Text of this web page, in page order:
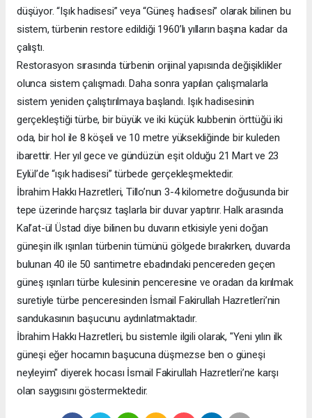
düşüyor. “Işık hadisesi” veya “Güneş hadisesi” olarak bilinen bu
sistem, türbenin restore edildiği 1960’lı yılların başına kadar da
çalıştı.
Restorasyon sırasında türbenin orijinal yapısında değişiklikler
olunca sistem çalışmadı. Daha sonra yapılan çalışmalarla
sistem yeniden çalıştırılmaya başlandı. Işık hadisesinin
gerçekleştiği türbe, bir büyük ve iki küçük kubbenin örttüğü iki
oda, bir hol ile 8 köşeli ve 10 metre yüksekliğinde bir kuleden
ibarettir. Her yıl gece ve gündüzün eşit olduğu 21 Mart ve 23
Eylül’de “ışık hadisesi” türbede gerçekleşmektedir.
İbrahim Hakkı Hazretleri, Tillo’nun 3-4 kilometre doğusunda bir
tepe üzerinde harçsız taşlarla bir duvar yaptırır. Halk arasında
Kal’at-ül Üstad diye bilinen bu duvarın etkisiyle yeni doğan
güneşin ilk ışınları türbenin tümünü gölgede bırakırken, duvarda
bulunan 40 ile 50 santimetre ebadındaki pencereden geçen
güneş ışınları türbe kulesinin penceresine ve oradan da kırılmak
suretiyle türbe penceresinden İsmail Fakirullah Hazretleri’nin
sandukasının başucunu aydınlatmaktadır.
İbrahim Hakkı Hazretleri, bu sistemle ilgili olarak, "Yeni yılın ilk
güneşi eğer hocamın başucuna düşmezse ben o güneşi
neyleyim" diyerek hocası İsmail Fakirullah Hazretleri’ne karşı
olan saygısını göstermektedir.